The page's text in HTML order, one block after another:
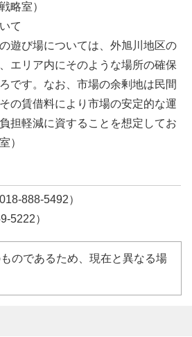
略室）
て
遊び場については、外旭川地区の
エリア内にそのような場所の確保
です。なお、市場の余剰地は民間
の賃借料により市場の安定的な運
担軽減に資することを想定してお
）
888-5492）
5222）
のであるため、現在と異なる場